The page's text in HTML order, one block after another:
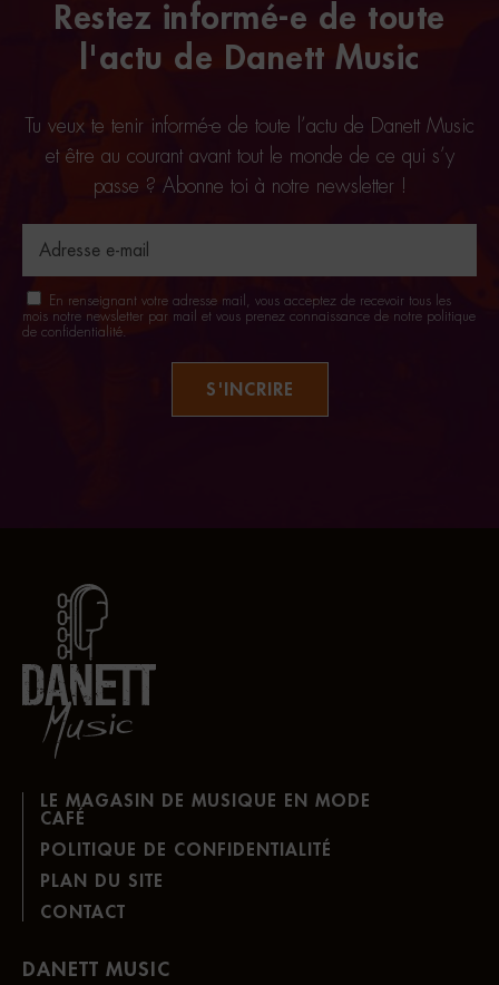
Restez informé-e de toute
l'actu de Danett Music
Tu veux te tenir informé-e de toute l’actu de Danett Music
et être au courant avant tout le monde de ce qui s’y
passe ? Abonne toi à notre newsletter !
En renseignant votre adresse mail, vous acceptez de recevoir tous les
mois notre newsletter par mail et vous prenez connaissance de notre politique
de confidentialité
S'INCRIRE
LE MAGASIN DE MUSIQUE EN MODE
CAFÉ
POLITIQUE DE CONFIDENTIALITÉ
PLAN DU SITE
CONTACT
DANETT MUSIC